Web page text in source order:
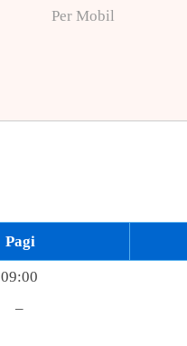
Per Mobil
Pagi
09:00
–